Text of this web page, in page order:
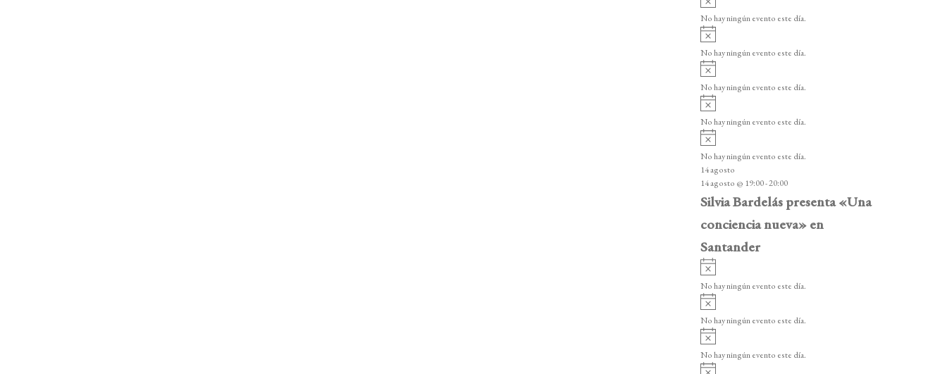
o
v
i
o
No hay ningún evento este día.
v
i
o
No hay ningún evento este día.
v
i
o
No hay ningún evento este día.
v
i
o
No hay ningún evento este día.
v
i
s
o
No hay ningún evento este día.
14 agosto
14 agosto @ 19:00-20:00
Silvia Bardelás presenta «Una
conciencia nueva» en
Santander
A
v
i
o
No hay ningún evento este día.
A
v
i
o
No hay ningún evento este día.
v
i
No hay ningún evento este día.